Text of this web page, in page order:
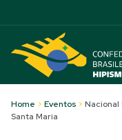
Home > Eventos > Nacional
Santa Maria